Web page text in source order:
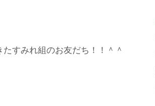
すみれ組のお友だち！！＾＾